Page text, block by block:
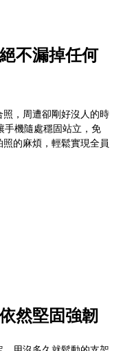
不漏掉任何
，周遭卻剛好沒人的時
機隨處穩固站立，免
的麻煩，輕鬆實現全員
然堅固強韌